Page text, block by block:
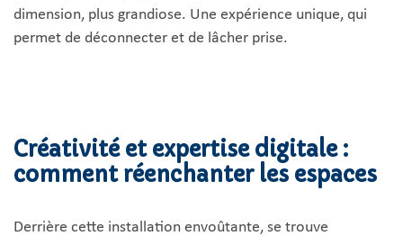
dimension, plus grandiose. Une expérience unique, qui
permet de déconnecter et de lâcher prise.
Créativité et expertise digitale :
comment réenchanter les espaces
Derrière cette installation envoûtante, se trouve